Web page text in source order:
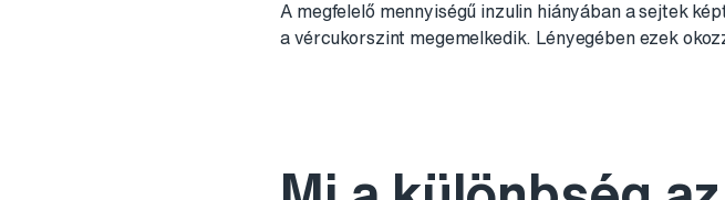
A megfelelő mennyiségű inzulin hiányában a sejtek
a vércukorszint megemelkedik. Lényegében ezek